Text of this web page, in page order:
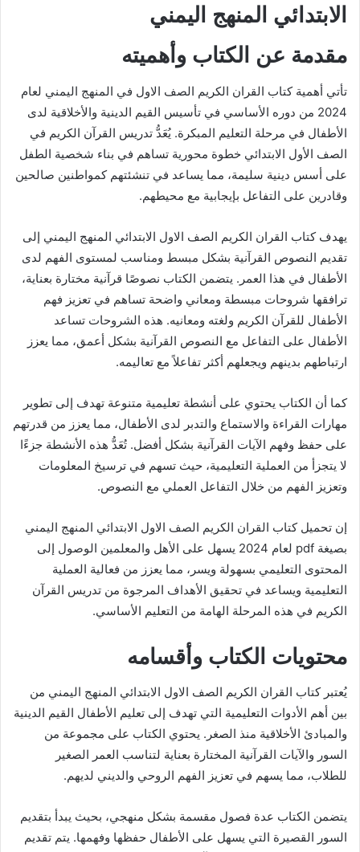
الابتدائي المنهج اليمني
مقدمة عن الكتاب وأهميته
تأتي أهمية كتاب القران الكريم الصف الاول في المنهج اليمني لعام
2024 من دوره الأساسي في تأسيس القيم الدينية والأخلاقية لدى
الأطفال في مرحلة التعليم المبكرة. يُعَدُّ تدريس القرآن الكريم في
الصف الأول الابتدائي خطوة محورية تساهم في بناء شخصية الطفل
على أسس دينية سليمة، مما يساعد في تنشئتهم كمواطنين صالحين
وقادرين على التفاعل بإيجابية مع محيطهم.
يهدف كتاب القران الكريم الصف الاول الابتدائي المنهج اليمني إلى
تقديم النصوص القرآنية بشكل مبسط ومناسب لمستوى الفهم لدى
الأطفال في هذا العمر. يتضمن الكتاب نصوصًا قرآنية مختارة بعناية،
ترافقها شروحات مبسطة ومعاني واضحة تساهم في تعزيز فهم
الأطفال للقرآن الكريم ولغته ومعانيه. هذه الشروحات تساعد
الأطفال على التفاعل مع النصوص القرآنية بشكل أعمق، مما يعزز
ارتباطهم بدينهم ويجعلهم أكثر تفاعلاً مع تعاليمه.
كما أن الكتاب يحتوي على أنشطة تعليمية متنوعة تهدف إلى تطوير
مهارات القراءة والاستماع والتدبر لدى الأطفال، مما يعزز من قدرتهم
على حفظ وفهم الآيات القرآنية بشكل أفضل. تُعَدُّ هذه الأنشطة جزءًا
لا يتجزأ من العملية التعليمية، حيث تسهم في ترسيخ المعلومات
وتعزيز الفهم من خلال التفاعل العملي مع النصوص.
إن تحميل كتاب القران الكريم الصف الاول الابتدائي المنهج اليمني
بصيغة pdf لعام 2024 يسهل على الأهل والمعلمين الوصول إلى
المحتوى التعليمي بسهولة ويسر، مما يعزز من فعالية العملية
التعليمية ويساعد في تحقيق الأهداف المرجوة من تدريس القرآن
الكريم في هذه المرحلة الهامة من التعليم الأساسي.
محتويات الكتاب وأقسامه
يُعتبر كتاب القران الكريم الصف الاول الابتدائي المنهج اليمني من
بين أهم الأدوات التعليمية التي تهدف إلى تعليم الأطفال القيم الدينية
والمبادئ الأخلاقية منذ الصغر. يحتوي الكتاب على مجموعة من
السور والآيات القرآنية المختارة بعناية لتناسب العمر الصغير
للطلاب، مما يسهم في تعزيز الفهم الروحي والديني لديهم.
يتضمن الكتاب عدة فصول مقسمة بشكل منهجي، بحيث يبدأ بتقديم
السور القصيرة التي يسهل على الأطفال حفظها وفهمها. يتم تقديم